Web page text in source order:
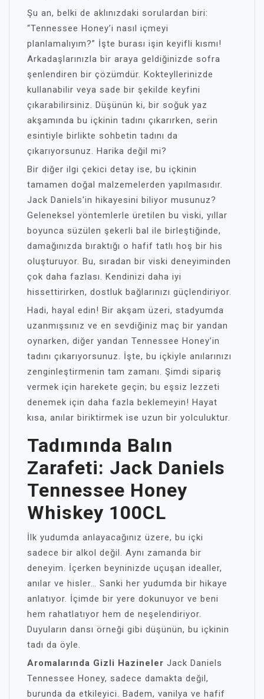
Şu an, belki de aklınızdaki sorulardan biri:
“Tennessee Honey’i nasıl içmeyi
planlamalıyım?” İşte burası işin keyifli kısmı!
Arkadaşlarınızla bir araya geldiğinizde sofra
şenlendiren bir çözümdür. Kokteyllerinizde
kullanabilir veya sade bir şekilde keyfini
çıkarabilirsiniz. Düşünün ki, bir soğuk yaz
akşamında bu içkinin tadını çıkarırken, serin
esintiyle birlikte sohbetin tadını da
çıkarıyorsunuz. Harika değil mi?
Bir diğer ilgi çekici detay ise, bu içkinin
tamamen doğal malzemelerden yapılmasıdır.
Jack Daniels'in hikayesini biliyor musunuz?
Geleneksel yöntemlerle üretilen bu viski, yıllar
boyunca süzülen şekerli bal ile birleştiğinde,
damağınızda bıraktığı o hafif tatlı hoş bir his
oluşturuyor. Bu, sıradan bir viski deneyiminden
çok daha fazlası. Kendinizi daha iyi
hissettirirken, dostluk bağlarınızı güçlendiriyor.
Hadi, hayal edin! Bir akşam üzeri, stadyumda
uzanmışsınız ve en sevdiğiniz maç bir yandan
oynarken, diğer yandan Tennessee Honey’in
tadını çıkarıyorsunuz. İşte, bu içkiyle anılarınızı
zenginleştirmenin tam zamanı. Şimdi sipariş
vermek için harekete geçin; bu eşsiz lezzeti
denemek için daha fazla beklemeyin! Hayat
kısa, anılar biriktirmek ise uzun bir yolculuktur.
Tadımında Balın
Zarafeti: Jack Daniels
Tennessee Honey
Whiskey 100CL
İlk yudumda anlayacağınız üzere, bu içki
sadece bir alkol değil. Aynı zamanda bir
deneyim. İçerken beyninizde uçuşan idealler,
anılar ve hisler… Sanki her yudumda bir hikaye
anlatıyor. İçimde bir yere dokunuyor ve beni
hem rahatlatıyor hem de neşelendiriyor.
Duyuların dansı örneği gibi düşünün, bu içkinin
tadı da öyle.
Aromalarında Gizli Hazineler Jack Daniels
Tennessee Honey, sadece damakta değil,
burunda da etkileyici. Badem, vanilya ve hafif